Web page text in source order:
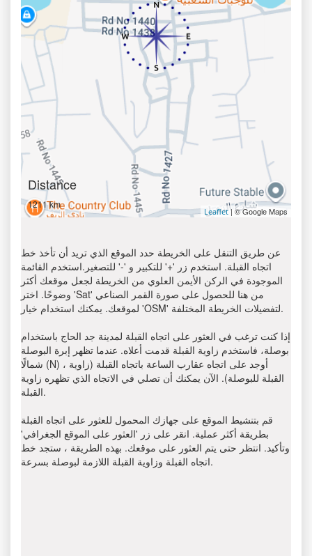
Distance
1211 km
Leaflet| © Google Maps
عن طريق التنقل على الخريطة حدد الموقع الذي تريد أن تأخذ خط
اتجاه القبلة. استخدم زر '+' للتكبير و '-' للتصغير.استخدم القائمة
الموجودة في الركن الأيمن العلوي من الخريطة لجعل موقعك أكثر
وضوحًا. اختر 'Sat' من هنا للحصول على صورة القمر الصناعي
لموقعك. يمكنك استخدام خيار 'OSM' لتفضيلات الخريطة المختلفة.
إذا كنت ترغب في العثور على اتجاه القبلة لمدينة جد الحاج باستخدام
بوصلة، فاستخدم زاوية القبلة قدمت أعلاه. عندما تظهر إبرة البوصلة
شمالًا (N) ، أوجد على اتجاه عقارب الساعة باتجاه القبلة (زاوية
القبلة للبوصلة). الآن يمكنك أن تصلي في الاتجاه الذي تظهره زاوية
القبلة.
قم بتنشيط الموقع على جهازك المحمول للعثور على اتجاه القبلة
بطريقة أكثر عملية. انقر على زر 'العثور على الموقع الجغرافي'
وتأكيد. انتظر حتى يتم العثور على موقعك. بهذه الطريقة ، ستجد خط
اتجاه القبلة وزاوية القبلة اللازمة لبوصلة بسرعة.